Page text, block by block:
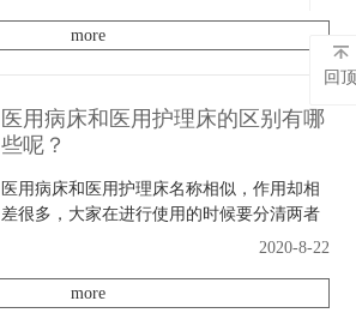
more
医用病床和医用护理床的区别有哪
些呢？
医用病床和医用护理床名称相似，作用却相
差很多，大家在进行使用的时候要分清两者
的区别，才能更好的利用它们各自的长处。
2020-8-22
more
回顶